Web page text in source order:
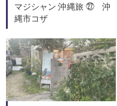
マジシャン 沖縄旅 ㉗ 沖
縄市コザ